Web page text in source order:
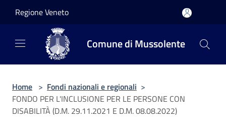
Regione Veneto
Comune di Mussolente
Home > Fondi nazionali e regionali >
FONDO PER L'INCLUSIONE PER LE PERSONE CON
DISABILITÀ (D.M. 29.11.2021 E D.M. 08.08.2022)